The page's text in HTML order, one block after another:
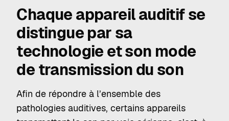
Chaque appareil auditif se
distingue par sa
technologie et son mode
de transmission du son
Afin de répondre à l’ensemble des
pathologies auditives, certains appareils